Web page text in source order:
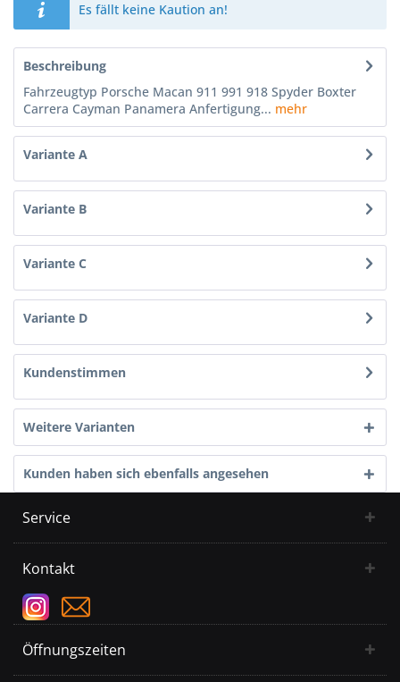
Es fällt keine Kaution an!
Beschreibung
Fahrzeugtyp Porsche Macan 911 991 918 Spyder Boxter
Carrera Cayman Panamera Anfertigung... mehr
Variante A
Variante B
Variante C
Variante D
Kundenstimmen
Weitere Varianten
Kunden haben sich ebenfalls angesehen
Service
Kontakt
Öffnungszeiten